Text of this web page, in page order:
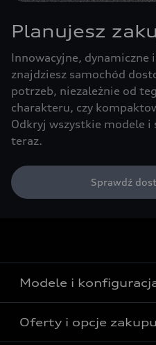
Planujesz
Innowacyjne, dynamiczne
znajdziesz samochód
potrzeb, niezależnie od
charakteru, czy
Odkryj wszystkie modele
teraz.
Sprawdź
Modele i
Wszystkie modele Audi
Oferty i opcje zakupu